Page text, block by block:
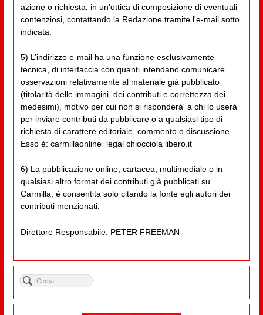
azione o richiesta, in un'ottica di composizione di eventuali
contenziosi, contattando la Redazione tramite l'e-mail sotto
indicata.
5) L’indirizzo e-mail ha una funzione esclusivamente
tecnica, di interfaccia con quanti intendano comunicare
osservazioni relativamente al materiale già pubblicato
(titolarità delle immagini, dei contributi e correttezza dei
medesimi), motivo per cui non si risponderà' a chi lo userà
per inviare contributi da pubblicare o a qualsiasi tipo di
richiesta di carattere editoriale, commento o discussione.
Esso è: carmillaonline_legal chiocciola libero.it
6) La pubblicazione online, cartacea, multimediale o in
qualsiasi altro format dei contributi già pubblicati su
Carmilla, è consentita solo citando la fonte egli autori dei
contributi menzionati.
Direttore Responsabile: PETER FREEMAN